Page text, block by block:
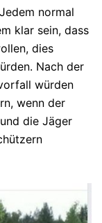
normal
klar sein, dass
dies
Nach der
würden
wenn der
die Jäger